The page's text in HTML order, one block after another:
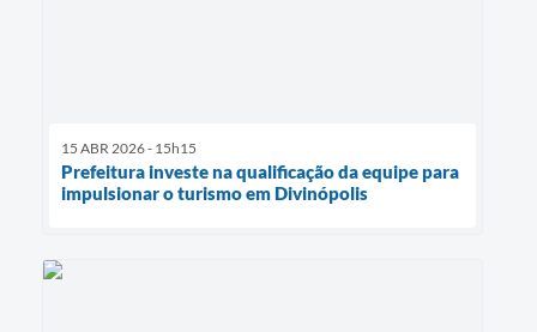
15 ABR 2026 - 15h15
Prefeitura investe na qualificação da equipe para
impulsionar o turismo em Divinópolis